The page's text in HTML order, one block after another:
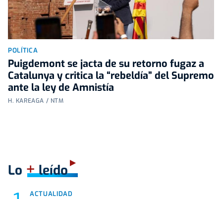
POLÍTICA
Puigdemont se jacta de su retorno fugaz a
Catalunya y critica la “rebeldía” del Supremo
ante la ley de Amnistía
H. KAREAGA / NTM
Lo +leído
ACTUALIDAD